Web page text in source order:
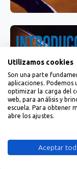
Utilizamos cookies
Son una parte
aplicaciones.
optimizar la carga del
web, para análisis y
escuela. Para obtener
abre los ajustes.
Aceptar